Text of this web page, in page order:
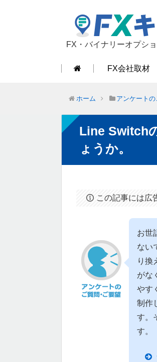
FX・バイナリーオプシ
FX会社取材
ホーム アンケート
Line Switch
ょうか。
この記事には広
お世
ない
り換
がな
やす
制作
す。
す。